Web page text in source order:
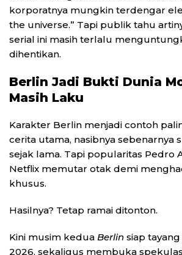
korporatnya mungkin terdengar
the universe.” Tapi publik tahu
serial ini masih terlalu
dihentikan.
Berlin Jadi Bukti Dunia
Masih Laku
Karakter Berlin menjadi contoh
cerita utama, nasibnya sebenarnya
sejak lama. Tapi popularitas Pedro
Netflix memutar otak demi
khusus.
Hasilnya? Tetap ramai ditonton.
Kini musim kedua Berlin siap tayang
2026, sekaligus membuka